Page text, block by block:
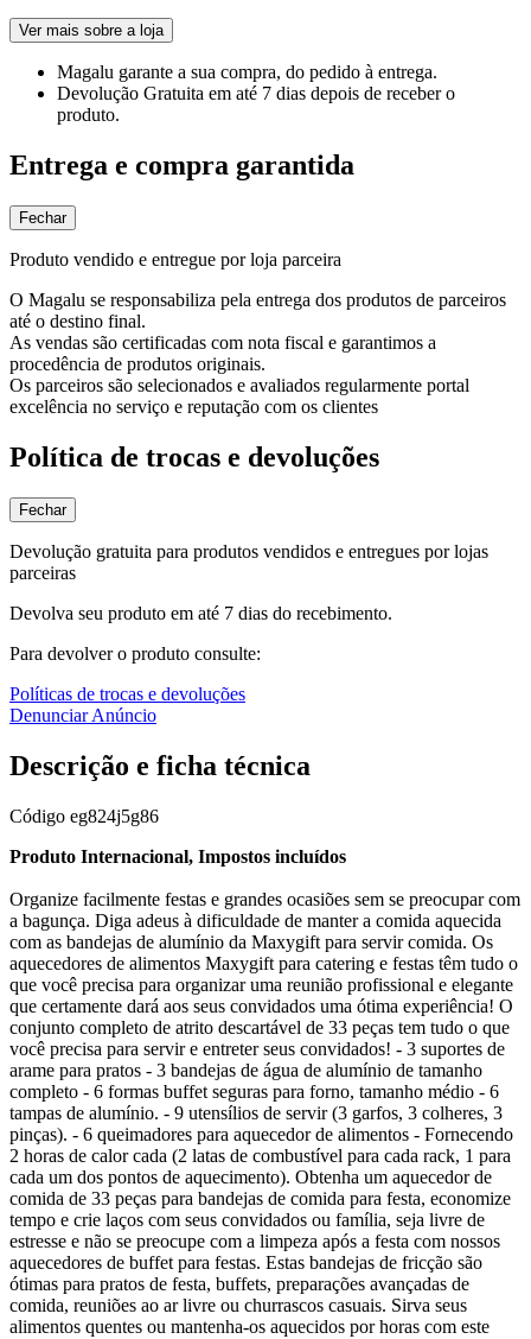
Ver mais sobre a loja
Magalu garante a sua compra, do pedido à entrega.
Devolução Gratuita em até 7 dias depois de receber o
produto.
Entrega e compra garantida
Fechar
Produto vendido e entregue por loja parceira
O Magalu se responsabiliza pela entrega dos produtos de parceiros
até o destino final.
As vendas são certificadas com nota fiscal e garantimos a
procedência de produtos originais.
Os parceiros são selecionados e avaliados regularmente portal
excelência no serviço e reputação com os clientes
Política de trocas e devoluções
Fechar
Devolução gratuita para produtos vendidos e entregues por lojas
parceiras
Devolva seu produto em até 7 dias do recebimento.
Para devolver o produto consulte:
Políticas de trocas e devoluções
Denunciar Anúncio
Descrição e ficha técnica
Código eg824j5g86
Produto Internacional, Impostos incluídos
Organize facilmente festas e grandes ocasiões sem se preocupar com
a bagunça. Diga adeus à dificuldade de manter a comida aquecida
com as bandejas de alumínio da Maxygift para servir comida. Os
aquecedores de alimentos Maxygift para catering e festas têm tudo o
que você precisa para organizar uma reunião profissional e elegante
que certamente dará aos seus convidados uma ótima experiência! O
conjunto completo de atrito descartável de 33 peças tem tudo o que
você precisa para servir e entreter seus convidados! - 3 suportes de
arame para pratos - 3 bandejas de água de alumínio de tamanho
completo - 6 formas buffet seguras para forno, tamanho médio - 6
tampas de alumínio. - 9 utensílios de servir (3 garfos, 3 colheres, 3
pinças). - 6 queimadores para aquecedor de alimentos - Fornecendo
2 horas de calor cada (2 latas de combustível para cada rack, 1 para
cada um dos pontos de aquecimento). Obtenha um aquecedor de
comida de 33 peças para bandejas de comida para festa, economize
tempo e crie laços com seus convidados ou família, seja livre de
estresse e não se preocupe com a limpeza após a festa com nossos
aquecedores de buffet para festas. Estas bandejas de fricção são
ótimas para pratos de festa, buffets, preparações avançadas de
comida, reuniões ao ar livre ou churrascos casuais. Sirva seus
alimentos quentes ou mantenha-os aquecidos por horas com este